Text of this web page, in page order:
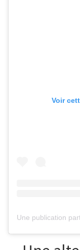
Voir